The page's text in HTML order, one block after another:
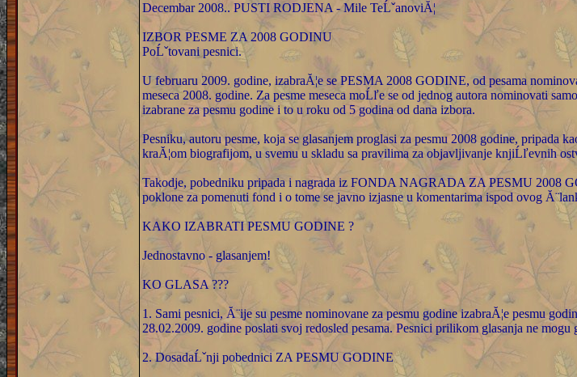
Decembar 2008.. PUSTI RODJENA - Mile TeĹˇanoviĂ¦
IZBOR PESME ZA 2008 GODINU
PoĹˇtovani pesnici.
U februaru 2009. godine, izabraĂ¦e se PESMA 2008 GODINE, od pesama
meseca 2008. godine. Za pesme meseca moĹľe se od jednog autora nominovati
izabrane za pesmu godine i to u roku od 5 godina od dana izbora.
Pesniku, autoru pesme, koja se glasanjem proglasi za pesmu 2008 godine, pripada
kraĂ¦om biografijom, u svemu u skladu sa pravilima za objavljivanje knjiĹľevnih
Takodje, pobedniku pripada i nagrada iz FONDA NAGRADA ZA PESMU 2008
poklone za pomenuti fond i o tome se javno izjasne u komentarima ispod ovog
KAKO IZABRATI PESMU GODINE ?
Jednostavno - glasanjem!
KO GLASA ???
1. Sami pesnici, Ă¨ije su pesme nominovane za pesmu godine izabraĂ¦e pesmu
28.02.2009. godine poslati svoj redosled pesama. Pesnici prilikom glasanja ne mogu
2. DosadaĹˇnji pobednici ZA PESMU GODINE